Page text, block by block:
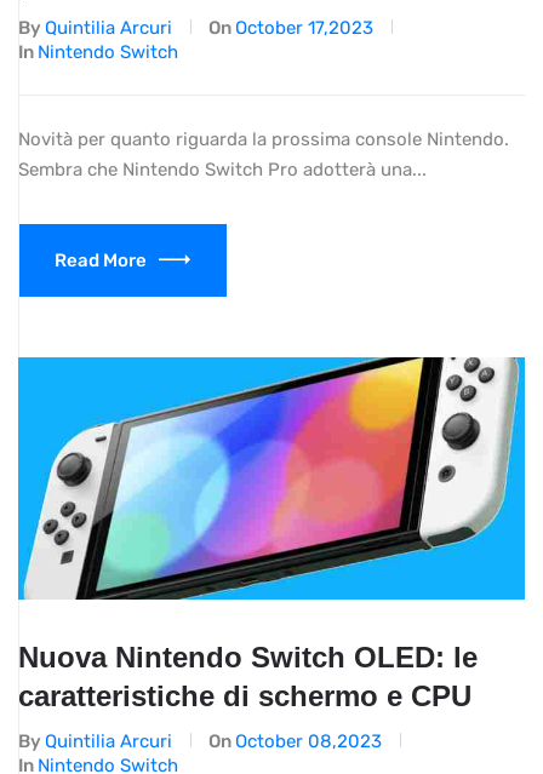
By Quintilia Arcuri On October 17,2023
In Nintendo Switch
Novità per quanto riguarda la prossima console Nintendo.
Sembra che Nintendo Switch Pro adotterà una...
Read More
Nuova Nintendo Switch OLED: le
caratteristiche di schermo e CPU
By Quintilia Arcuri On October 08,2023
In Nintendo Switch